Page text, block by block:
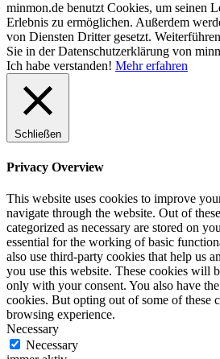
minmon.de benutzt Cookies, um seinen
Erlebnis zu ermöglichen. Außerdem
von Diensten Dritter gesetzt.
Sie in der Datenschutzerklärung von
Ich habe verstanden! Mehr erfahren
Schließen
Privacy Overview
This website uses cookies to improve
navigate through the website. Out of
categorized as necessary are stored on
essential for the working of basic
also use third-party cookies that help us
you use this website. These cookies will
only with your consent. You also have
cookies. But opting out of some of these
browsing experience.
Necessary
Necessary